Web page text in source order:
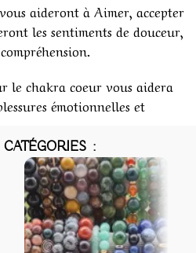
aideront à Aimer, accepter
les sentiments de douceur,
le chakra coeur vous aidera
émotionnelles et
: